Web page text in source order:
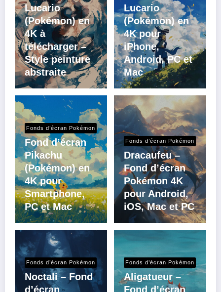
Lucario
(Pokémon) en
4K à
télécharger –
Style peinture
abstraite
Lucario
(Pokémon) en
4K pour
iPhone,
Android, PC et
Mac
Fonds d’écran Pokémon
Fond d’écran
Pikachu
(Pokémon) en
4K pour
Smartphone,
PC et Mac
Fonds d’écran Pokémon
Dracaufeu –
Fond d’écran
Pokémon 4K
pour Android,
iOS, Mac et PC
Fonds d’écran Pokémon
Noctali – Fond
d’écran
Fonds d’écran Pokémon
Aligatueur –
Fond d’écran